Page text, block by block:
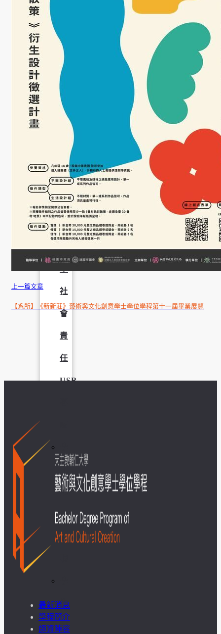
學
金
學程簡
師資陣
容
招生資
成果發
表
活動集
錦
社
會
責
任
USR
成
果
呈
生
課
上一篇文章
【系所】《新新莊》藝術與文化創意學士學位學程第十一屆畢業展覽
最新消息
學程簡介
師資陣容